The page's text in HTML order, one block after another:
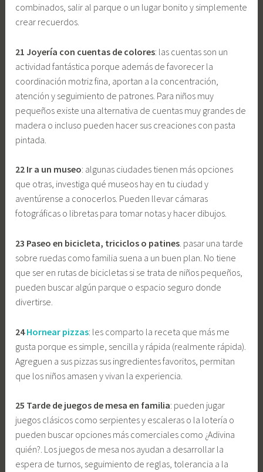
combinados, salir al parque o un lugar bonito y simplemente
crear recuerdos.
21 Joyería con cuentas de colores: las cuentas son un
actividad fantástica porque además de favorecer la
coordinación motriz fina, aportan a la concentración,
atención y seguimiento de patrones. Para niños muy
pequeños existe una alternativa de cuentas muy grandes de
madera o incluso pueden hacer sus creaciones con pasta
pintada.
22 Ir a un museo: algunas ciudades tienen más opciones
que otras, investiga qué museos hay en tu ciudad y
aventúrense a conocerlos. Pueden llevar cámaras
fotográficas o libretas para tomar notas y hacer dibujos.
23 Paseo en bicicleta, triciclos o patines . pasar una tarde
sobre ruedas como familia suena a un buen plan. No tiene
que ser en rutas de bicicletas si se trata de niños pequeños,
pueden buscar algún parque o espacio seguro donde
divertirse.
24Hornear pizzas: les comparto la receta que más me
gusta porque es simple, sencilla y rápida (realmente rápida).
Agreguen a sus pizzas sus ingredientes favoritos, permitan
que los niños amasen y vivan la experiencia.
25 Tarde de juegos de mesa en familia: pueden jugar
juegos clásicos como serpientes y escaleras o la lotería o
pueden buscar opciones más comerciales como ¿Adivina
quién?. Los juegos de mesa nos ayudan a desarrollar la
espera de turnos, seguimiento de reglas, tolerancia a la